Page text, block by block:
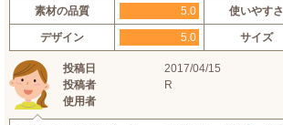
素材の品質 5.0 使いやすさ
デザイン 5.0 サイズ
投稿日
2017/04/15
投稿者
R
使用者